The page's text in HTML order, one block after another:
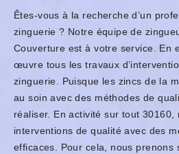
Êtes-vous à la recherche d’un
zinguerie ? Notre équipe de
Couverture est à votre service. En
œuvre tous les travaux
zinguerie. Puisque les zincs de la
au soin avec des méthodes de
réaliser. En activité sur tout
interventions de qualité avec des
efficaces. Pour cela, nous prenons